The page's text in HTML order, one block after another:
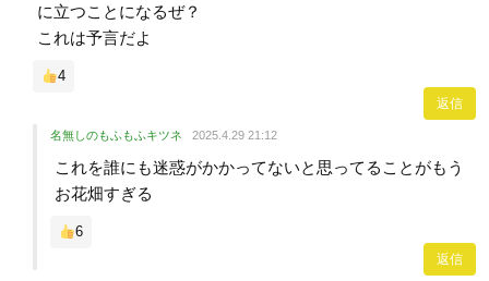
に立つことになるぜ？
これは予言だよ
4
返信
名無しのもふもふキツネ 2025.4.29 21:12
これを誰にも迷惑がかかってないと思ってることがもう
お花畑すぎる
6
返信